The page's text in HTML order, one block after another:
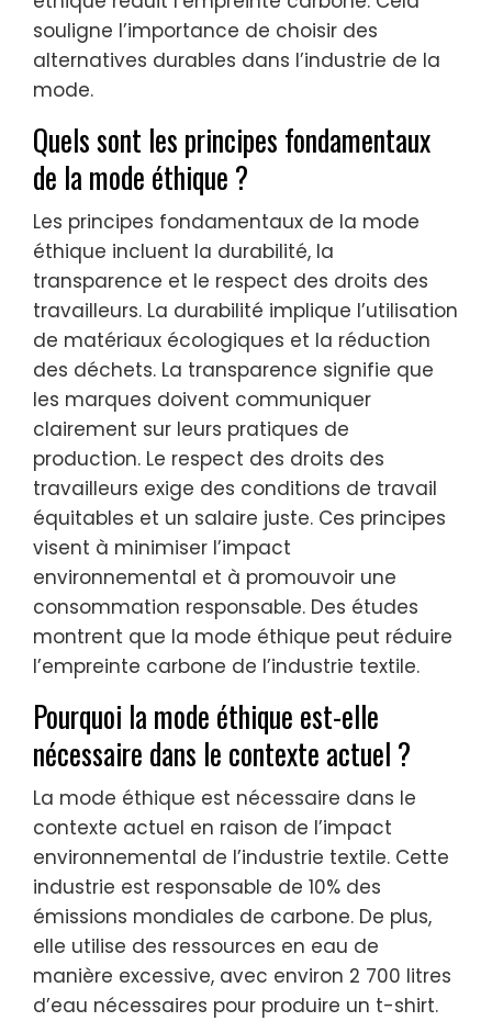
souligne l’importance de choisir des
alternatives durables dans l’industrie de la
mode.
Quels sont les principes fondamentaux
de la mode éthique ?
Les principes fondamentaux de la mode
éthique incluent la durabilité, la
transparence et le respect des droits des
travailleurs. La durabilité implique l’utilisation
de matériaux écologiques et la réduction
des déchets. La transparence signifie que
les marques doivent communiquer
clairement sur leurs pratiques de
production. Le respect des droits des
travailleurs exige des conditions de travail
équitables et un salaire juste. Ces principes
visent à minimiser l’impact
environnemental et à promouvoir une
consommation responsable. Des études
montrent que la mode éthique peut réduire
l’empreinte carbone de l’industrie textile.
Pourquoi la mode éthique est-elle
nécessaire dans le contexte actuel ?
La mode éthique est nécessaire dans le
contexte actuel en raison de l’impact
environnemental de l’industrie textile. Cette
industrie est responsable de 10% des
émissions mondiales de carbone. De plus,
elle utilise des ressources en eau de
manière excessive, avec environ 2 700 litres
d’eau nécessaires pour produire un t-shirt.